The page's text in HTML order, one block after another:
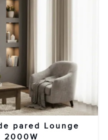
pared Lounge
2000W